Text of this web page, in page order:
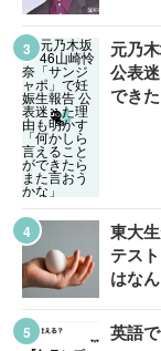
元乃
公表
でき
東大
テス
はな
英語